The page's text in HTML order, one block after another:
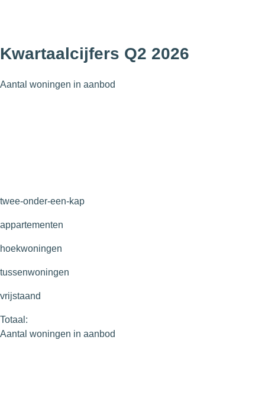
Kwartaalcijfers Q2 2026
Aantal woningen in aanbod
twee-onder-een-kap
appartementen
hoekwoningen
tussenwoningen
vrijstaand
Totaal:
Aantal woningen in aanbod